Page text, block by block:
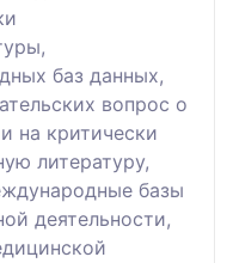
баз данных,
вопрос о
на критически
литературу,
базы
деятельности,